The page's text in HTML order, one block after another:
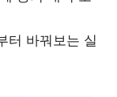
터 바꿔보는 실